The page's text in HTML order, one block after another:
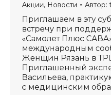
Акции, Новости Автор:
Приглашаем в эту
встречу при
«Самолет Плюс
международным
Женщин Рязань в
Приглашенный
Васильева,
с медицинским